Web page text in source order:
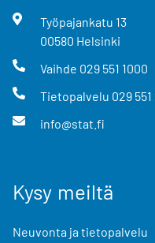
Työpajankatu 13
00580 Helsinki
Vaihde 029 551 1000
Tietopalvelu 029
info@stat.fi
Kysy meiltä
Neuvonta ja tietopalvelu